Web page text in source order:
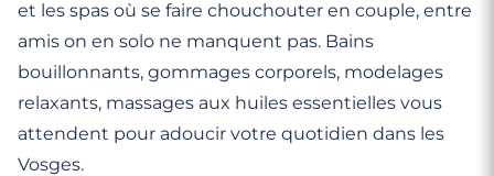
et les spas où se faire chouchouter en couple, entre
amis on en solo ne manquent pas. Bains
bouillonnants, gommages corporels, modelages
relaxants, massages aux huiles essentielles vous
attendent pour adoucir votre quotidien dans les
Vosges.